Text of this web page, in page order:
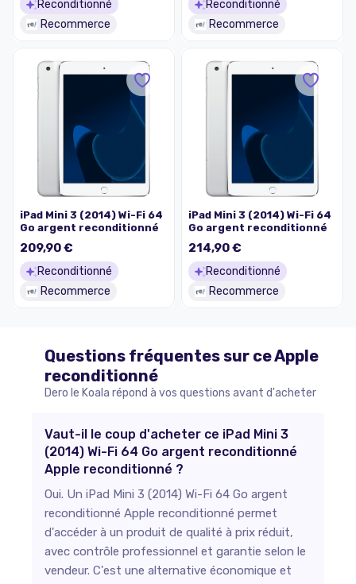
Reconditionné
Recommerce
Reconditionné
Recommerce
iPad Mini 3 (2014) Wi-Fi 64
Go argent reconditionné
209,90 €
Reconditionné
Recommerce
iPad Mini 3 (2014) Wi-Fi 64
Go argent reconditionné
214,90 €
Reconditionné
Recommerce
Questions fréquentes sur ceApple
reconditionné
Dero le Koala répond à vos questions avant d'acheter
Vaut-il le coup d'acheter ce iPad Mini 3
(2014) Wi-Fi 64 Go argent reconditionné
Apple reconditionné ?
Oui. Un iPad Mini 3 (2014) Wi-Fi 64 Go argent
reconditionné Apple reconditionné permet
d'accéder à un produit de qualité à prix réduit,
avec contrôle professionnel et garantie selon le
vendeur. C'est une alternative économique et